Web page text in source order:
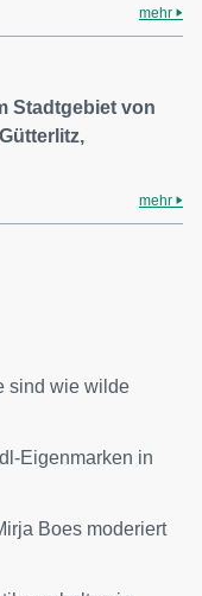
mehr
Stadtgebiet von
mehr
sind wie wilde
Eigenmarken in
Boes moderiert